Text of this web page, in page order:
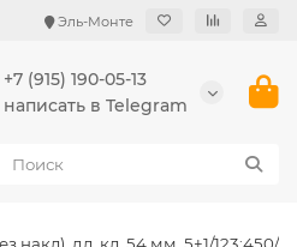
Эль-Монте
+7 (915) 190-05-13
написать в Telegram